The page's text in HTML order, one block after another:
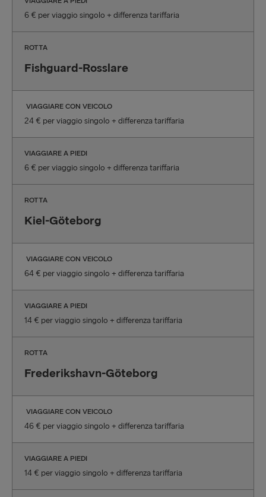
6 € per viaggio singolo + differenza tariffaria
ROTTA
Fishguard-Rosslare
VIAGGIARE CON VEICOLO
24 € per viaggio singolo + differenza tariffaria
VIAGGIARE A PIEDI
6 € per viaggio singolo + differenza tariffaria
ROTTA
Kiel-Göteborg
VIAGGIARE CON VEICOLO
64 € per viaggio singolo + differenza tariffaria
VIAGGIARE A PIEDI
14 € per viaggio singolo + differenza tariffaria
ROTTA
Frederikshavn-Göteborg
VIAGGIARE CON VEICOLO
46 € per viaggio singolo + differenza tariffaria
VIAGGIARE A PIEDI
14 € per viaggio singolo + differenza tariffaria